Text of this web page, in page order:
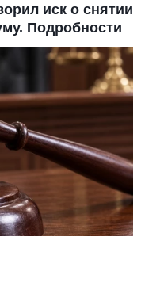
иск о снятии
Подробности